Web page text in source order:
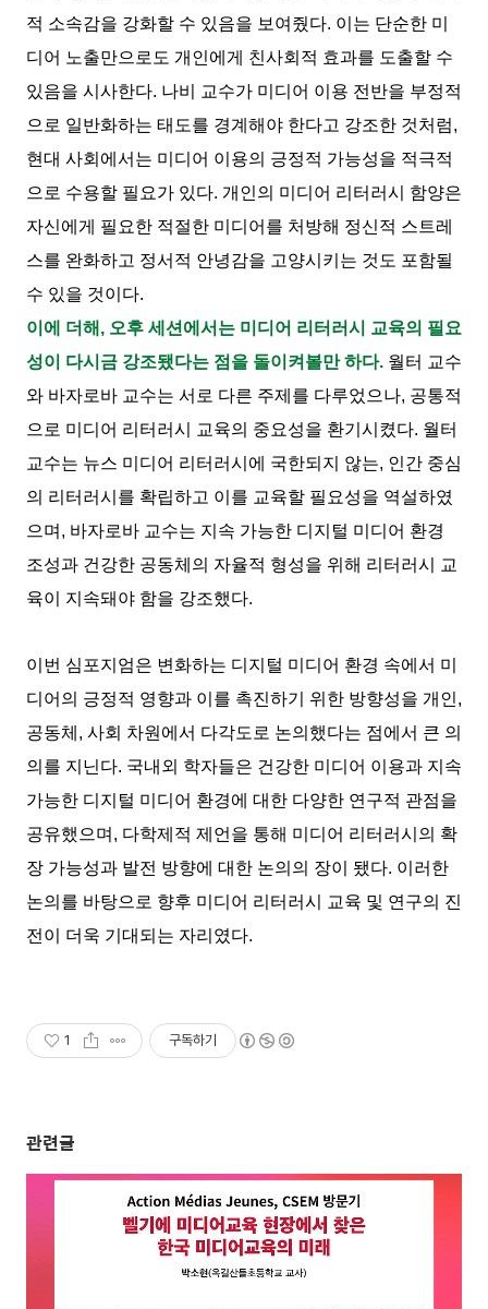
적 소속감을 강화할 수 있음을 보여줬다. 이는 단순한 미
디어 노출만으로도 개인에게 친사회적 효과를 도출할 수
있음을 시사한다. 나비 교수가 미디어 이용 전반을 부정적
으로 일반화하는 태도를 경계해야 한다고 강조한 것처럼,
현대 사회에서는 미디어 이용의 긍정적 가능성을 적극적
으로 수용할 필요가 있다. 개인의 미디어 리터러시 함양은
자신에게 필요한 적절한 미디어를 처방해 정신적 스트레
스를 완화하고 정서적 안녕감을 고양시키는 것도 포함될
수 있을 것이다.
이에 더해, 오후 세션에서는 미디어 리터러시 교육의 필요
성이 다시금 강조됐다는 점을 돌이켜볼만 하다. 월터 교수
와 바자로바 교수는 서로 다른 주제를 다루었으나, 공통적
으로 미디어 리터러시 교육의 중요성을 환기시켰다. 월터
교수는 뉴스 미디어 리터러시에 국한되지 않는, 인간 중심
의 리터러시를 확립하고 이를 교육할 필요성을 역설하였
으며, 바자로바 교수는 지속 가능한 디지털 미디어 환경
조성과 건강한 공동체의 자율적 형성을 위해 리터러시 교
육이 지속돼야 함을 강조했다.
이번 심포지엄은 변화하는 디지털 미디어 환경 속에서 미
디어의 긍정적 영향과 이를 촉진하기 위한 방향성을 개인,
공동체, 사회 차원에서 다각도로 논의했다는 점에서 큰 의
의를 지닌다. 국내외 학자들은 건강한 미디어 이용과 지속
가능한 디지털 미디어 환경에 대한 다양한 연구적 관점을
공유했으며, 다학제적 제언을 통해 미디어 리터러시의 확
장 가능성과 발전 방향에 대한 논의의 장이 됐다. 이러한
논의를 바탕으로 향후 미디어 리터러시 교육 및 연구의 진
전이 더욱 기대되는 자리였다.
1 구독하기
관련글